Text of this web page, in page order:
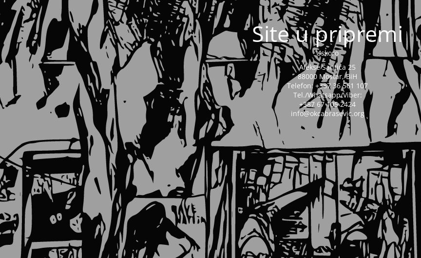
Site u pripremi
Uskoro
Alekse Šantića 25
88000 Mostar, BiH
Telefon: +387 36 561 107
Tel./Whatsapp/Viber:
+387 67 105 2424
info@okcabrasevic.org